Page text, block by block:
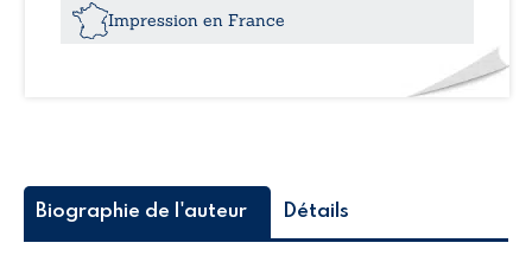
Impression en France
Biographie de l'auteur Détails